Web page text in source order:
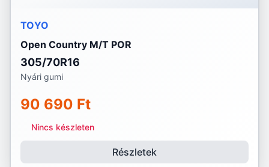
TOYO
Open Country M/T POR
305/70R16
Nyári gumi
90 690 Ft
Nincs készleten
Részletek